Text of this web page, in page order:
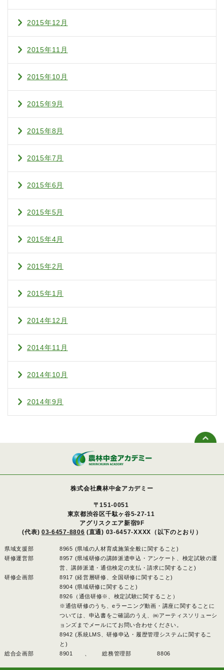
2015年12月
2015年11月
2015年10月
2015年9月
2015年8月
2015年7月
2015年6月
2015年5月
2015年4月
2015年2月
2015年1月
2014年12月
2014年11月
2014年10月
2014年9月
株式会社農林中金アカデミー
〒151-0051
東京都渋谷区千駄ヶ谷5-27-11
アグリスクエア新宿9F
(代表) 03-6457-8806 (直通) 03-6457-XXXX（以下のとおり）
県域支援部
8965 (県域の人材育成施策全般に関すること)
研修運営部
8957 (県域研修の講師派遣申込・アンケート、検定試験の運
営、講師派遣・通信検定の支払・請求に関すること)
研修企画部
8917 (経営層研修、全国研修に関すること)
8904 (県域研修に関すること)
8926（通信研修※、検定試験に関すること）
※通信研修のうち、eラーニング動画・講座に関することに
ついては、申込書をご確認のうえ、㈱アーティスソリューシ
ョンズまでメールにてお問い合わせください。
8942 (系統LMS、研修申込・履歴管理システムに関するこ
と)
総合企画部
8901 、総務管理部 8806